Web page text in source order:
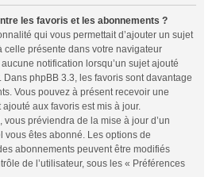
les favoris et les abonnements ?
qui vous permettait d’ajouter un sujet
celle présente dans votre navigateur
notification lorsqu’un sujet ajouté
Dans phpBB 3.3, les favoris sont davantage
Vous pouvez à présent recevoir une
aux favoris est mis à jour.
vous préviendra de la mise à jour d’un
vous êtes abonné. Les options de
abonnements peuvent être modifiés
de l’utilisateur, sous les « Préférences